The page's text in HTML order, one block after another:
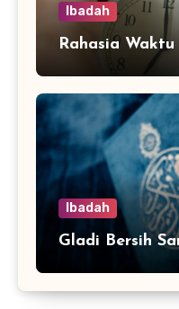
Ibadah
Rahasia Waktu
Ibadah
Gladi Bersih